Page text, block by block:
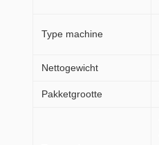
Type machine
Nettogewicht
Pakketgrootte